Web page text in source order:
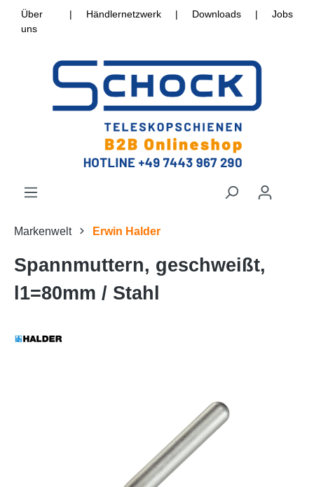
Über
uns
| Händlernetzwerk | Downloads | Jobs
Markenwelt Erwin Halder
Spannmuttern, geschweißt,
l1=80mm / Stahl